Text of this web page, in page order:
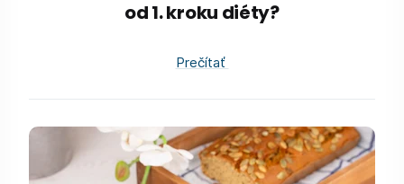
od 1. kroku diéty?
Prečítať